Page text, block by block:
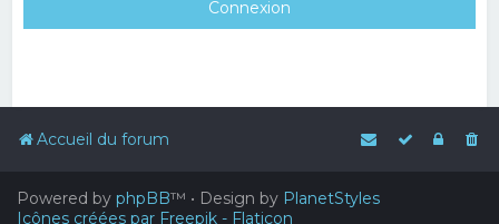
Accueil du forum
Powered by phpBB™ • Design by PlanetStyles
Icônes créées par Freepik - Flaticon